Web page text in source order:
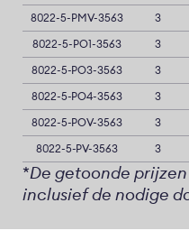
8022-5-PMV-3563
3
8022-5-PO1-3563
3
8022-5-PO3-3563
3
8022-5-PO4-3563
3
8022-5-POV-3563
3
8022-5-PV-3563
3
*De getoonde prijzen
inclusief de nodige